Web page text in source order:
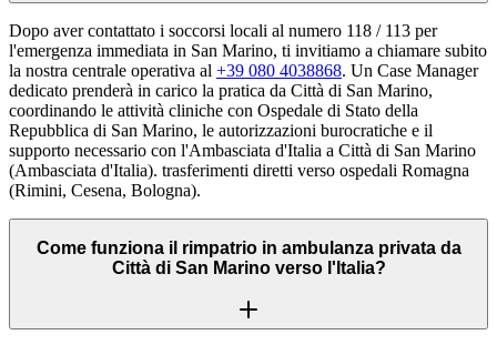
Dopo aver contattato i soccorsi locali al numero 118 / 113 per
l'emergenza immediata in San Marino, ti invitiamo a chiamare subito
la nostra centrale operativa al +39 080 4038868. Un Case Manager
dedicato prenderà in carico la pratica da Città di San Marino,
coordinando le attività cliniche con Ospedale di Stato della
Repubblica di San Marino, le autorizzazioni burocratiche e il
supporto necessario con l'Ambasciata d'Italia a Città di San Marino
(Ambasciata d'Italia). trasferimenti diretti verso ospedali Romagna
(Rimini, Cesena, Bologna).
Come funziona il rimpatrio in ambulanza privata da
Città di San Marino verso l'Italia?